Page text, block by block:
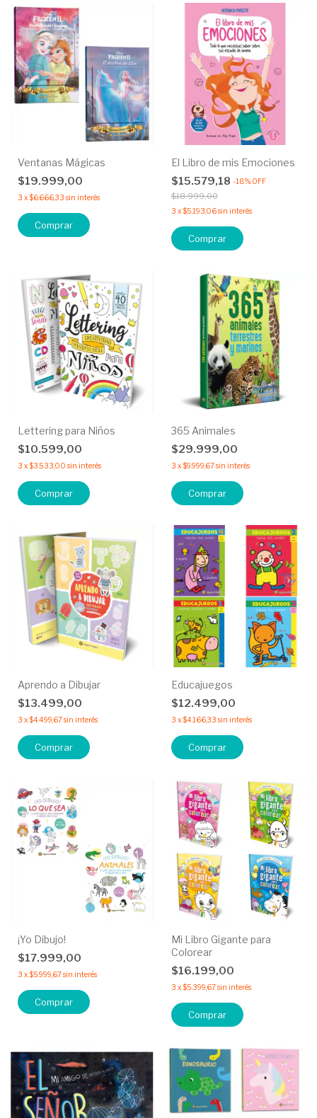
Ventanas Mágicas
$19.999,00
3 x$6.666,33 sin interés
Comprar
El Libro de mis Emociones
$15.579,18 -18% OFF
$18.999,00
3 x$5.193,06sin interés
Lettering para Niños
$10.599,00
3 x$3.533,00 sin interés
365 Animales
$29.999,00
3 x$9.999,67sin interés
Aprendo a Dibujar
$13.499,00
3 x$4.499,67sin interés
Educajuegos
$12.499,00
3 x$4.166,33 sin interés
Comprar
¡Yo Dibujo!
$17.999,00
3 x$5.999,67sin interés
Comprar
Mi Libro Gigante para
Colorear
$16.199,00
3 x$5.399,67sin interés
Comprar